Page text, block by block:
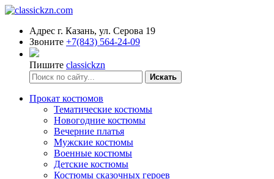
Адрес г. Казань, ул. Серова 19
Звоните +7(843) 564-24-09
Пишите classickzn
Искать
Прокат костюмов
Тематические костюмы
Новогодние костюмы
Вечерние платья
Мужские костюмы
Военные костюмы
Детские костюмы
Костюмы сказочных героев